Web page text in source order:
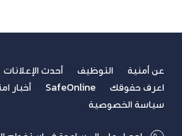
عن أمنية التوظيف أحدث الإعلانات
اعرف حقوقك
SafeOnline أخبار
سياسة الخصوصية